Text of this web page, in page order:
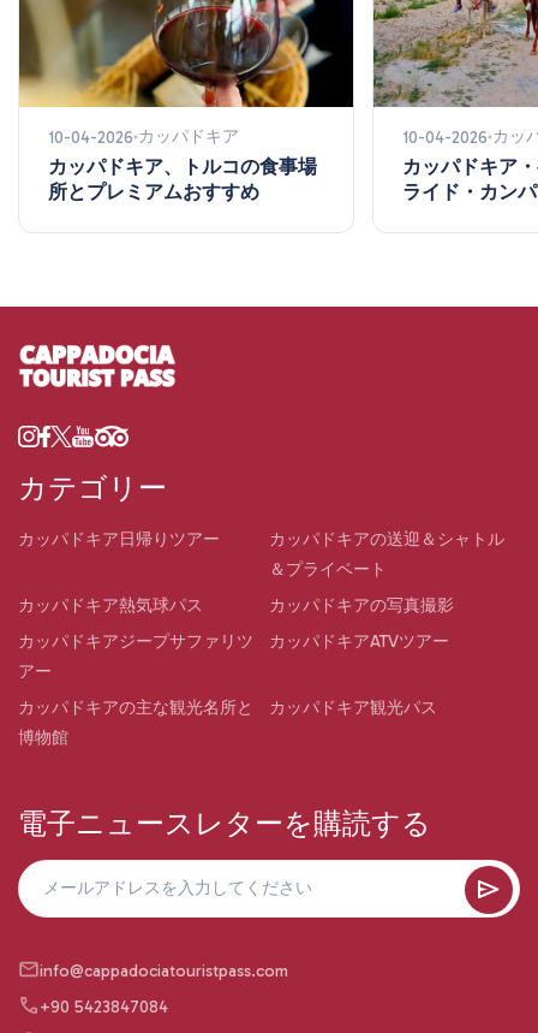
10-04-2026 カッパドキア
カッパドキア、トルコの食事場
所とプレミアムおすすめ
10-04-2026 カッ
カッパドキア
ライド・カン
カテゴリー
カッパドキア日帰りツアー
カッパドキアの送迎＆シャトル
＆プライベート
カッパドキア熱気球パス
カッパドキアの写真撮影
カッパドキアジープサファリツ
アー
カッパドキアATVツアー
カッパドキアの主な観光名所と
博物館
カッパドキア観光パス
電子ニュースレターを購読する
info@cappadociatouristpass.com
+90 5423847084